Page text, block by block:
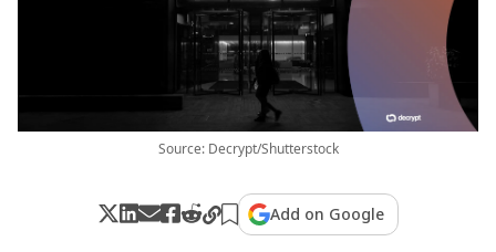
Source: Decrypt/Shutterstock
Add on Google